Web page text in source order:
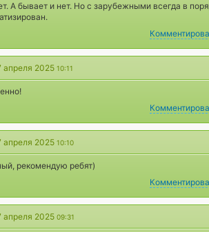
А бывает и нет. Но с зарубежными всегда в
апреля 2025 10:11
апреля 2025 10:10
рекомендую ребят)
апреля 2025 09:31